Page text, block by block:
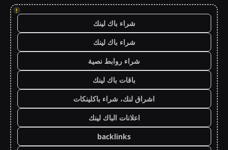
!
شراء باك لينك
شراء باك لينك
شراء روابط نصية
باقات باك لينك
اشراق لنك، شراء باكلينكات
اعلانات الباك لينك
backlinks